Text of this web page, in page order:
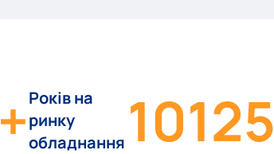
+Років на
ринку
обладнання 10125